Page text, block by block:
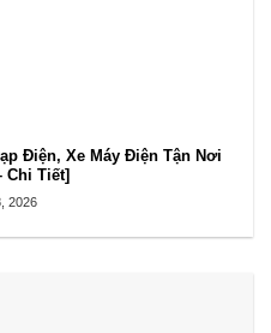
Điện, Xe Máy Điện Tận Nơi
Chi Tiết]
2026